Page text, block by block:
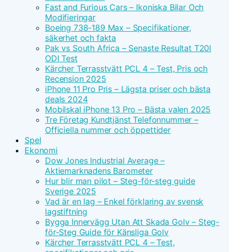
Fast and Furious Cars – Ikoniska Bilar Och
Modifieringar
Boeing 738-189 Max – Specifikationer,
säkerhet och fakta
Pak vs South Africa – Senaste Resultat T20I
ODI Test
Kärcher Terrasstvätt PCL 4 – Test, Pris och
Recension 2025
iPhone 11 Pro Pris – Lägsta priser och bästa
deals 2024
Mobilskal iPhone 13 Pro – Bästa valen 2025
Tre Företag Kundtjänst Telefonnummer –
Officiella nummer och öppettider
Spel
Ekonomi
Dow Jones Industrial Average –
Aktiemarknadens Barometer
Hur blir man pilot – Steg-för-steg guide
Sverige 2025
Vad är en lag – Enkel förklaring av svensk
lagstiftning
Bygga Innervägg Utan Att Skada Golv – Steg-
för-Steg Guide för Känsliga Golv
Kärcher Terrasstvätt PCL 4 – Test,